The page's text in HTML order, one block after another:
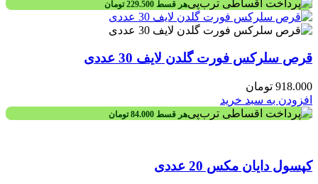
هر قسط 229.500 تومان
قرص سلرکس فورت گلدن لایف 30 عددی
918.000 تومان
افزودن به سبد خرید
هر قسط 84.000 تومان
کپسول دایان مکس 20 عددی